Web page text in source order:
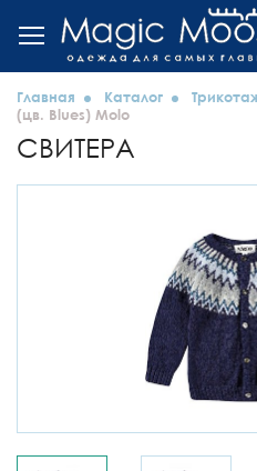
Главная Каталог
(цв. Blues) Molo
СВИТЕРА